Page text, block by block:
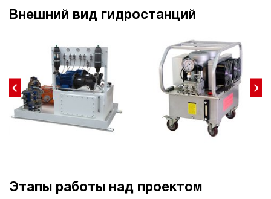
Охладитель рабочей жидкости Реле давления
Датчик температуры
Внешний вид гидростанций
Этапы работы над проектом